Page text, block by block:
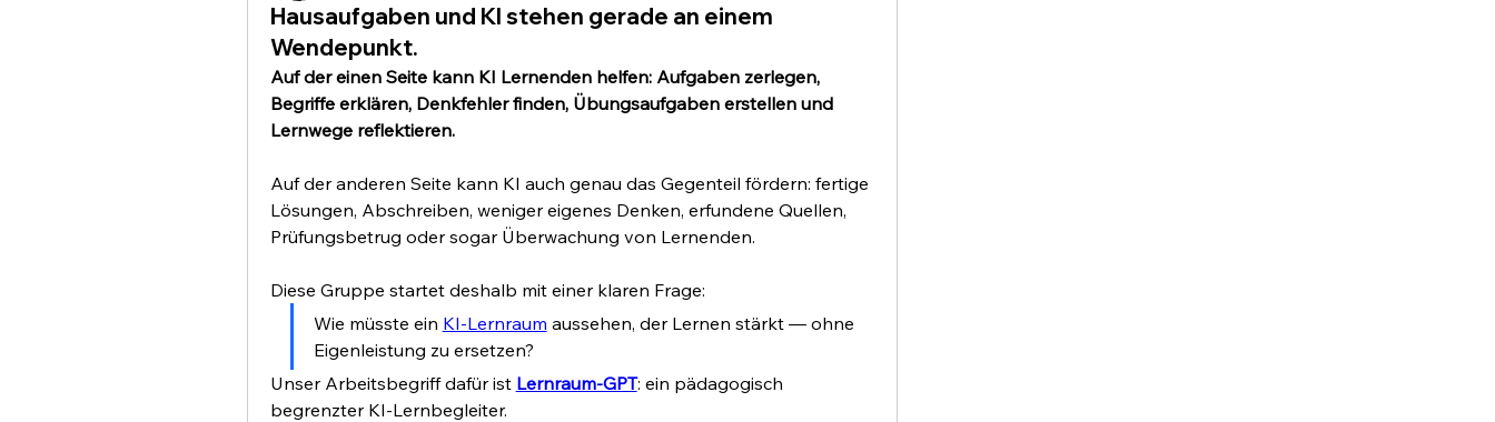
Hausaufgaben und KI stehen gerade an einem
Wendepunkt.
Auf der einen Seite kann KI Lernenden helfen: Aufgaben zerlegen,
Begriffe erklären, Denkfehler finden, Übungsaufgaben erstellen und
Lernwege reflektieren.
Auf der anderen Seite kann KI auch genau das Gegenteil fördern: fertige
Lösungen, Abschreiben, weniger eigenes Denken, erfundene Quellen,
Prüfungsbetrug oder sogar Überwachung von Lernenden.
Diese Gruppe startet deshalb mit einer klaren Frage:
Wie müsste ein KI-Lernraum aussehen, der Lernen stärkt — ohne
Eigenleistung zu ersetzen?
Unser Arbeitsbegriff dafür ist Lernraum-GPT: ein pädagogisch
begrenzter KI-Lernbegleiter.